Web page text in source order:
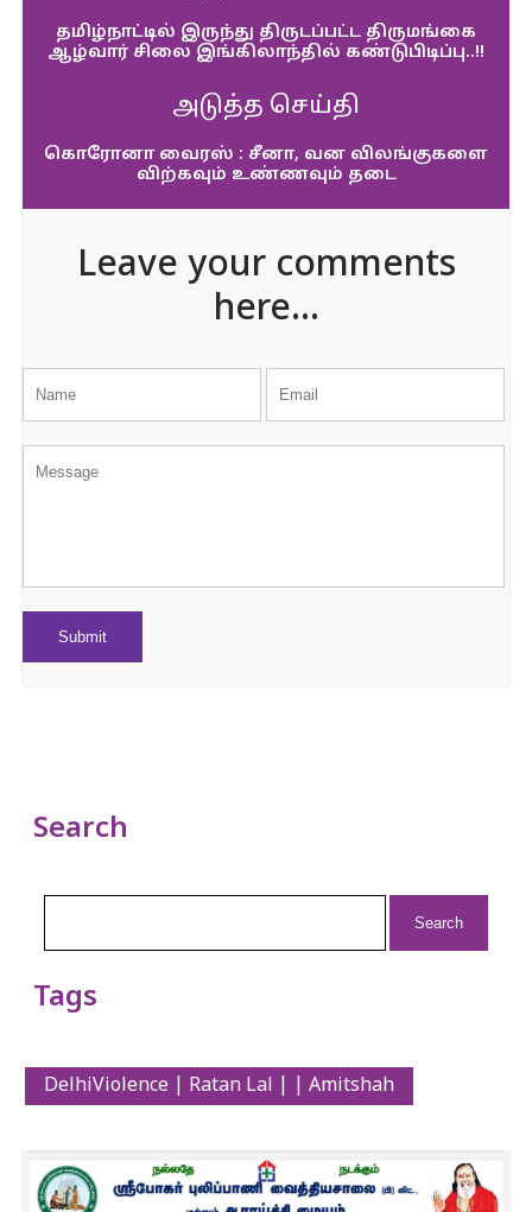
தமிழ்நாட்டில் இருந்து திருடப்பட்ட திருமங்கை
ஆழ்வார் சிலை இங்கிலாந்தில் கண்டுபிடிப்பு..!!
அடுத்த செய்தி
கொரோனா வைரஸ் : சீனா, வன விலங்குகளை
விற்கவும் உண்ணவும் தடை
Leave your comments
here...
Search
Tags
DelhiViolence | Ratan Lal | | Amitshah